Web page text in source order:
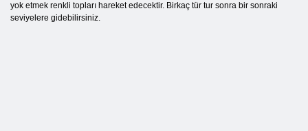
yok etmek renkli topları hareket edecektir. Birkaç tür tur sonra bir sonraki
seviyelere gidebilirsiniz.